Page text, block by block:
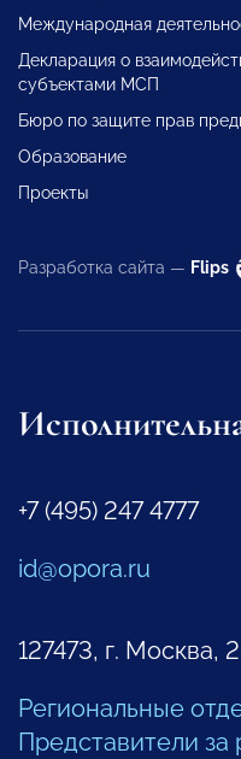
Международная
Декларация о
субъектами МСП
Бюро по защите прав
Образование
Проекты
Разработка сайта — Flips
+7 (495) 247 4777
id@opora.ru
127473, г. Москва,
Региональные
Представители